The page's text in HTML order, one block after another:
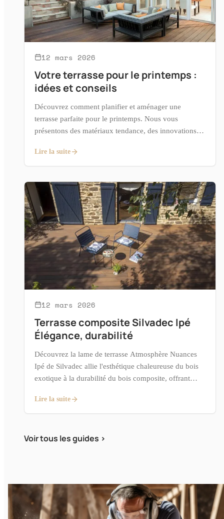
12 mars 2026
Votre terrasse pour le printemps :
idées et conseils
Découvrez comment planifier et aménager une
terrasse parfaite pour le printemps. Nous vous
présentons des matériaux tendance, des innovations
anticiper vos travaux tout en profitant des meilleures
offres.
Lire la suite
12 mars 2026
Terrasse composite Silvadec Ipé
Élégance, durabilité
Découvrez​ la lame de terrasse Atmosphère Nuances
Ipé de Silvadec allie l'esthétique chaleureuse du bois
exotique à la durabilité du bois composite, offrant
extérieurs.
Lire la suite
Voir tous les guides >